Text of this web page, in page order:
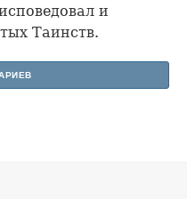
и
Таинств.